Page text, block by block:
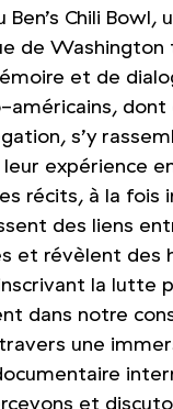
Chili Bowl,
de Washington
et de
américains, dont
s’y
leur expérience
récits, à la fois
des liens
et révèlent des
la lutte
dans notre
une
et